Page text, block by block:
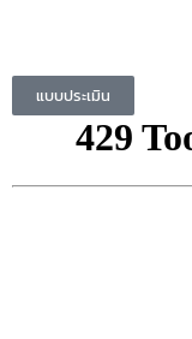
แบบประเมิน